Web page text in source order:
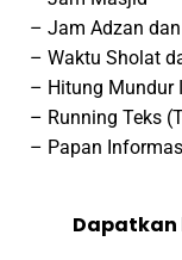
– Jam Adzan
– Waktu Sholat
– Hitung Mundur
– Running Teks
– Papan
Dapatkan